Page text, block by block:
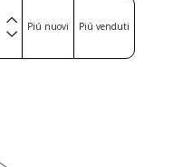
Piú nuovi Piú venduti